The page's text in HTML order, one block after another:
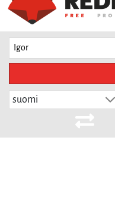
suomi